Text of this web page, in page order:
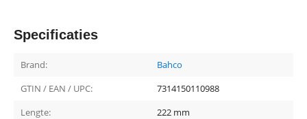
Specificaties
Brand:
Bahco
GTIN / EAN / UPC:
7314150110988
Lengte:
222 mm